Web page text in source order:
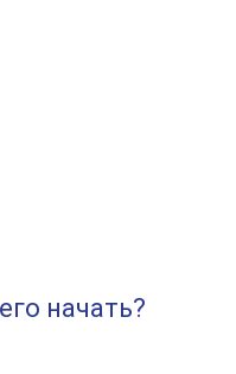
начать?